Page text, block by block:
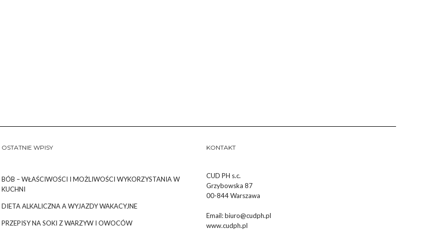
OSTATNIE WPISY
BÓB – WŁAŚCIWOŚCI I MOŻLIWOŚCI WYKORZYSTANIA W
KUCHNI
DIETA ALKALICZNA A WYJAZDY WAKACYJNE
PRZEPISY NA SOKI Z WARZYW I OWOCÓW
KONTAKT
CUD PH s.c.
Grzybowska 87
00-844 Warszawa
Email:biuro@cudph.pl
www.cudph.pl